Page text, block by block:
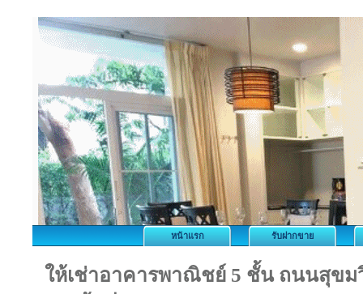
หน้าแรก รับฝากขาย
ให้เช่าอาคารพาณิชย์ 5 ชั้น ถนนสุขม